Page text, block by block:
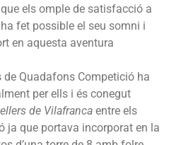
els omple de satisfacció a
fet possible el seu somni i
en aquesta aventura
de Quadafons Competició ha
per ells i és conegut
de Vilafranca entre els
ja que portava incorporat en la